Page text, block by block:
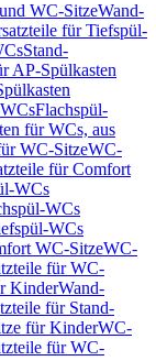
WC-SitzeWand-
für Tiefspül-
Stand-
AP-Spülkasten
Flachspül-
für WCs, aus
WC-SitzeWC-
für Comfort
WCs
WCs
WCs
WC-SitzeWC-
für WC-
KinderWand-
für Stand-
für KinderWC-
für WC-